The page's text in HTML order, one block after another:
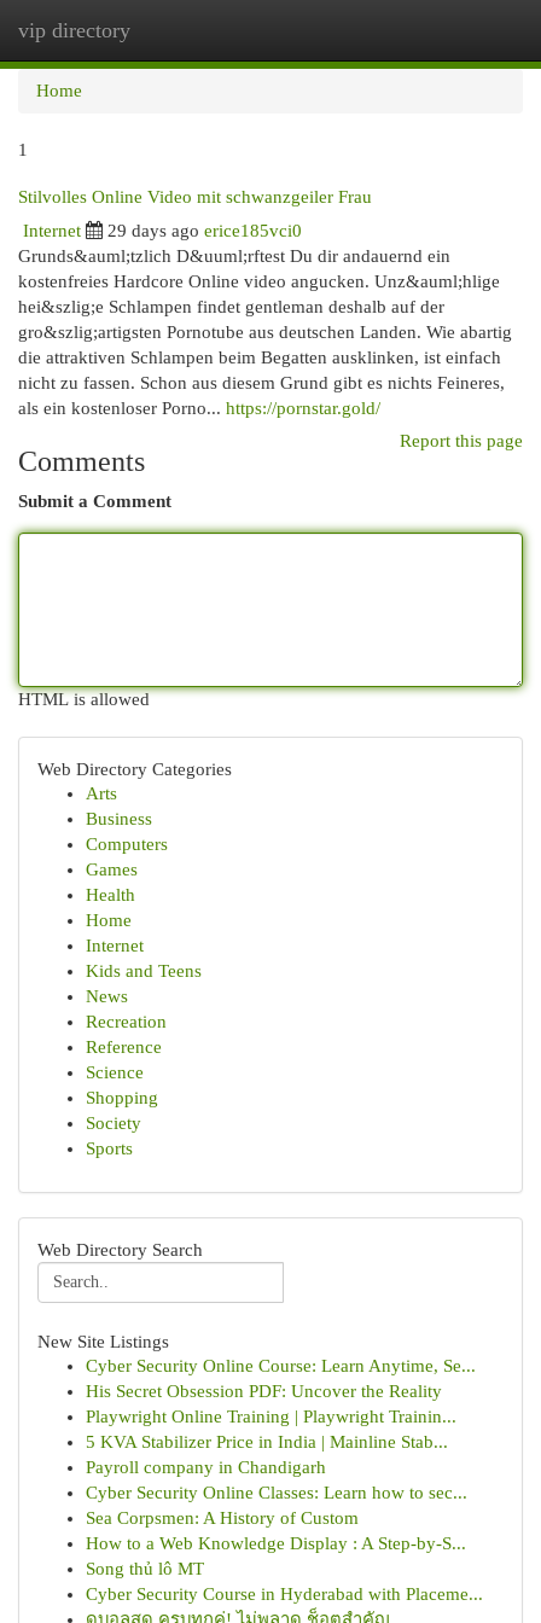
vip directory
Home
1
Stilvolles Online Video mit schwanzgeiler Frau
Internet 29 days ago erice185vci0
Grunds&auml;tzlich D&uuml;rftest Du dir andauernd ein
kostenfreies Hardcore Online video angucken. Unz&auml;hlige
hei&szlig;e Schlampen findet gentleman deshalb auf der
gro&szlig;artigsten Pornotube aus deutschen Landen. Wie abartig
die attraktiven Schlampen beim Begatten ausklinken, ist einfach
nicht zu fassen. Schon aus diesem Grund gibt es nichts Feineres,
als ein kostenloser Porno... https://pornstar.gold/
Report this page
Comments
Submit a Comment
HTML is allowed
Web Directory Categories
Arts
Business
Computers
Games
Health
Home
Internet
Kids and Teens
News
Recreation
Reference
Science
Shopping
Society
Sports
Web Directory Search
New Site Listings
Cyber Security Online Course: Learn Anytime, Se...
His Secret Obsession PDF: Uncover the Reality
Playwright Online Training | Playwright Trainin...
5 KVA Stabilizer Price in India | Mainline Stab...
Payroll company in Chandigarh
Cyber Security Online Classes: Learn how to sec...
Sea Corpsmen: A History of Custom
How to a Web Knowledge Display : A Step-by-S...
Song thủ lô MT
Cyber Security Course in Hyderabad with Placeme...